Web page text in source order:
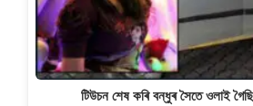
টিউচন শেষ কৰি বন্ধুৰ সৈতে ওলাই